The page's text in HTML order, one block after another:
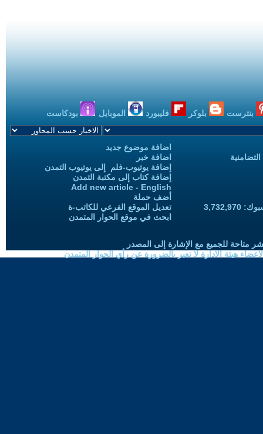
بنترست بلوكر فليبورد الموبايل بودكاست
اضافة موضوع جديد
اضافة خبر
إضافة يوتيوب-فلم إلى يوتيوب التمدن
إضافة كتاب إلى مكتبة التمدن
Add new article - English
أضف حملة
تعديل الموقع الفرعي للكاتب-ة
ابحث في موقع الحوار المتمدن
متاحة للجميع مع الإشارة إلى المصدر
هيئة الادارة لا تعبر بالضرورة عن رأي الحوار المتمدن